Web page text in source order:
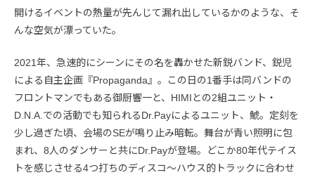
開けるイベントの熱量が先んじて漏れ出しているかのような、そ
んな空気が漂っていた。
2021年、急速的にシーンにその名を轟かせた新鋭バンド、鋭児
による自主企画『Propaganda』。この日の1番手は同バンドの
フロントマンでもある御厨響一と、HIMIとの2組ユニット・
D.N.A.での活動でも知られるDr.Payによるユニット、鯱。定刻を
少し過ぎた頃、会場のSEが鳴り止み暗転。舞台が青い照明に包
まれ、8人のダンサーと共にDr.Payが登場。どこか80年代テイス
トを感じさせる4つ打ちのディスコ〜ハウス的トラックに合わせ